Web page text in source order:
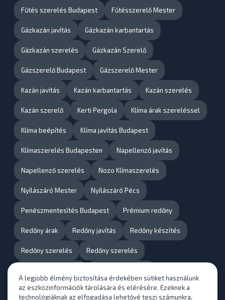
Fűtés szerelés Budapest Fűtésszerelő Mester
Gázkazán javítás Gázkazán karbantartás
Gázkazán szerelés Gázkazán Szerelő
Gázszerelő Budapest Gázszerelő Mester
Kazán javítás Kazán karbantartás Kazán szerelés
Kazán szerelő Kerti Pergola Klíma árak szereléssel
Klíma beépítés Klíma javítás Budapest
Klímaszerelés Budapesten Napellenző javítás
Napellenző szerelés Nozo Klímaszerelés
Nyílászáró Mester Nyílászáró Pécs
Penészmentesítés Budapest Prémium redőny
Redőny árak Redőny javítás Redőny készítés
Redőny szerelés Redőny szerelés
Szúnyogháló csere Szúnyogháló javítás
A legjobb élmény biztosítása érdekében sütiket használunk
az eszközinformációk tárolására és elérésére. Ezeknek a
technológiáknak az elfogadása lehetővé teszi számunkra,